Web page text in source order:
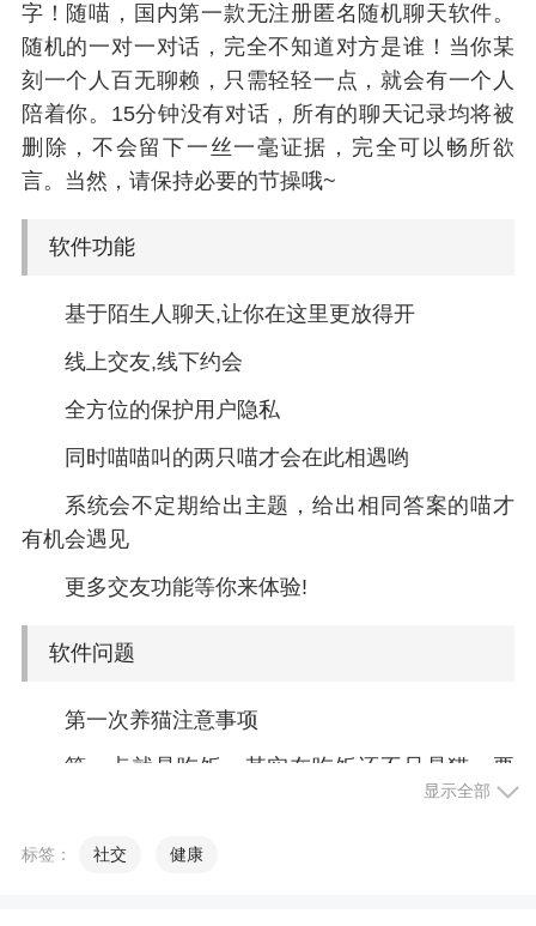
字！随喵，国内第一款无注册匿名随机聊天软件。
随机的一对一对话，完全不知道对方是谁！当你某
刻一个人百无聊赖，只需轻轻一点，就会有一个人
陪着你。15分钟没有对话，所有的聊天记录均将被
删除，不会留下一丝一毫证据，完全可以畅所欲
言。当然，请保持必要的节操哦~
软件功能
基于陌生人聊天,让你在这里更放得开
线上交友,线下约会
全方位的保护用户隐私
同时喵喵叫的两只喵才会在此相遇哟
系统会不定期给出主题，给出相同答案的喵才
有机会遇见
更多交友功能等你来体验!
软件问题
第一次养猫注意事项
第一点就是吃饭，其实在吃饭还不只是猫，要
注意，养狗的人也一样要注意，不管是平时在家的
好，足够的猫粮和水，这些都是非常注意的，而且
显示全部
标签： 社交 健康